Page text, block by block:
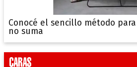
Conocé el sencillo método
no suma